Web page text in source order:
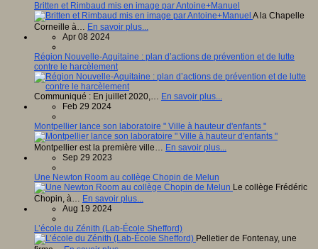
Britten et Rimbaud mis en image par Antoine+Manuel
A la Chapelle
Corneille à… En savoir plus...
Apr 08 2024
Région Nouvelle-Aquitaine : plan d’actions de prévention et de lutte
contre le harcèlement
Communiqué : En juillet 2020,… En savoir plus...
Feb 29 2024
Montpellier lance son laboratoire " Ville à hauteur d'enfants "
Montpellier est la première ville… En savoir plus...
Sep 29 2023
Une Newton Room au collège Chopin de Melun
Le collège Frédéric
Chopin, à… En savoir plus...
Aug 19 2024
L’école du Zénith (Lab-École Shefford)
Pelletier de Fontenay, une